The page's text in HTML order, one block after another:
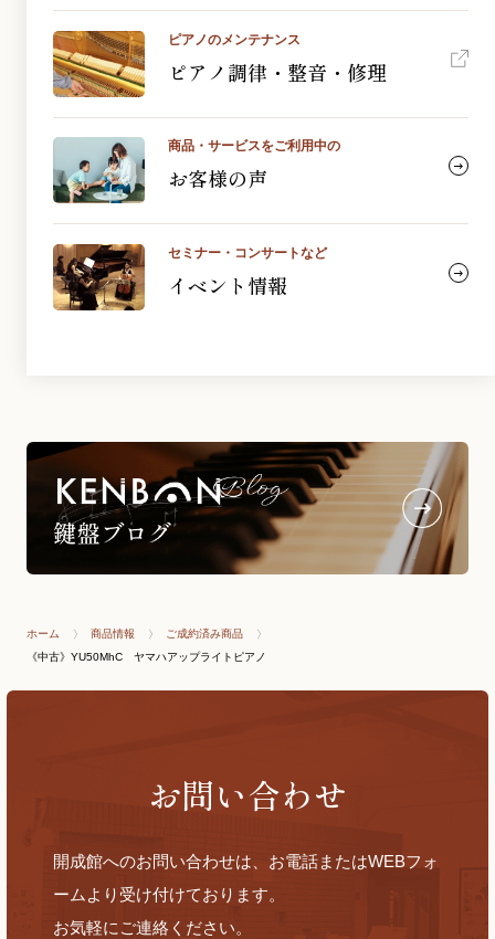
ピアノのメンテナンス
ピアノ調律・整音・修理
商品・サービスをご利用中の
お客様の声
セミナー・コンサートなど
イベント情報
ホーム 商品情報
ご成約済み商品
《中古》YU50MhC ヤマハアップライトピアノ
お問い合わせ
開成館へのお問い合わせは、お電話またはWEBフォ
ームより受け付けております。
お気軽にご連絡ください。